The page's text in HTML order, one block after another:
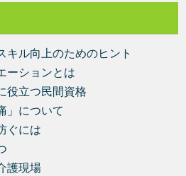
キル向上のためのヒント
ーションとは
役立つ民間資格
」について
ぐには
護現場